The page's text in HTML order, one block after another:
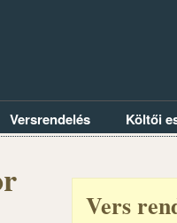
Versrendelés Költői
Vers